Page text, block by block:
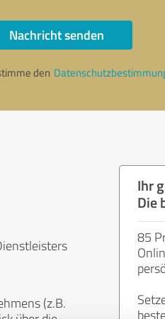
Nachricht senden
den
(z.B.
Ihr
Die
85